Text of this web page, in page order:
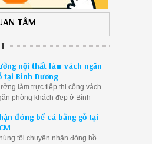
TÂM
nội thất làm vách ngăn
tại Bình Dương
làm trực tiếp thi công vách
phòng khách đẹp ở Bình
rẻ đóng bể cá bằng gỗ tại
tôi chuyên nhận đóng hồ